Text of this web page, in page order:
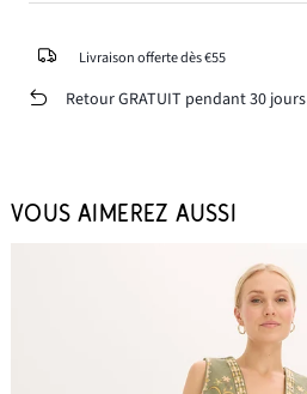
Livraison offerte dès €55
Retour GRATUIT pendant 30 jours
VOUS AIMEREZ AUSSI